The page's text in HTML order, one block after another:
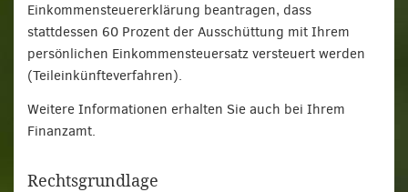
Einkommensteuererklärung beantragen, dass
stattdessen 60 Prozent der Ausschüttung mit Ihrem
persönlichen Einkommensteuersatz versteuert werden
(Teileinkünfteverfahren).
Weitere Informationen erhalten Sie auch bei Ihrem
Finanzamt.
Rechtsgrundlage